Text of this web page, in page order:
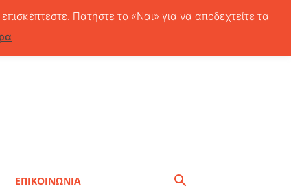
ΕΠΙΚΟΙΝΩΝΙΑ
Πατήστε το «Ναι» για να αποδεχτείτε τα